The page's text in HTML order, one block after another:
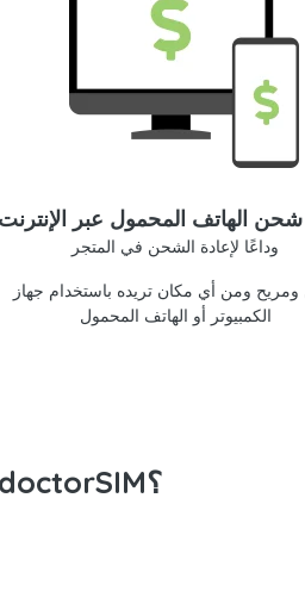
شحن الهاتف المحمول عبر الإنترنت
وداعًا لإعادة الشحن في المتجر
ومن أي مكان تريده باستخدام جهاز
الكمبيوتر أو الهاتف المحمول
لماذا تعيد شحن رصيد Telia السويد مع doctorSIM؟